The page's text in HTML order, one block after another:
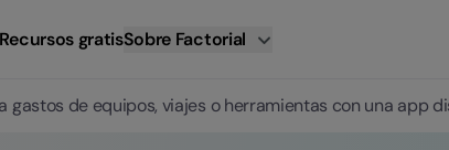
Recursos gratisSobre Factorial
gastos de equipos, viajes o herramientas con una app